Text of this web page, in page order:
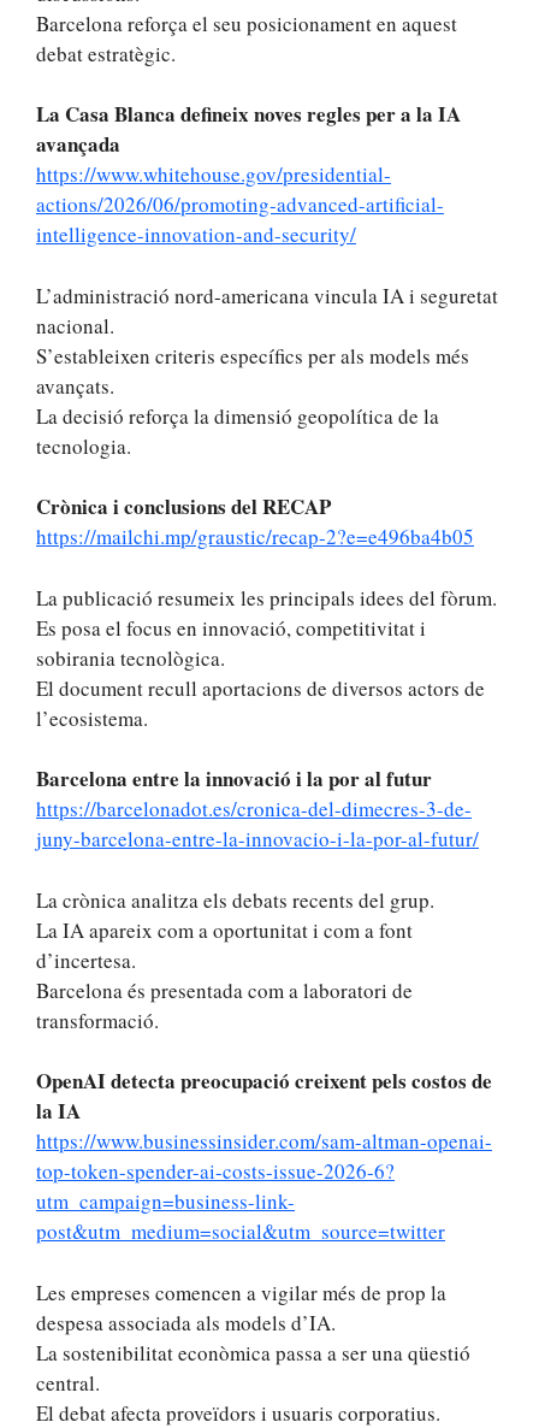
Barcelona reforça el seu posicionament en aquest
debat estratègic.
La Casa Blanca defineix noves regles per a la IA
avançada
https://www.whitehouse.gov/presidential-
actions/2026/06/promoting-advanced-artificial-
intelligence-innovation-and-security/
L’administració nord-americana vincula IA i seguretat
nacional.
S’estableixen criteris específics per als models més
avançats.
La decisió reforça la dimensió geopolítica de la
tecnologia.
Crònica i conclusions del RECAP
https://mailchi.mp/graustic/recap-2?e=e496ba4b05
La publicació resumeix les principals idees del fòrum.
Es posa el focus en innovació, competitivitat i
sobirania tecnològica.
El document recull aportacions de diversos actors de
l’ecosistema.
Barcelona entre la innovació i la por al futur
https://barcelonadot.es/cronica-del-dimecres-3-de-
juny-barcelona-entre-la-innovacio-i-la-por-al-futur/
La crònica analitza els debats recents del grup.
La IA apareix com a oportunitat i com a font
d’incertesa.
Barcelona és presentada com a laboratori de
transformació.
OpenAI detecta preocupació creixent pels costos de
la IA
https://www.businessinsider.com/sam-altman-openai-
top-token-spender-ai-costs-issue-2026-6?
utm_campaign=business-link-
post&utm_medium=social&utm_source=twitter
Les empreses comencen a vigilar més de prop la
despesa associada als models d’IA.
La sostenibilitat econòmica passa a ser una qüestió
central.
El debat afecta proveïdors i usuaris corporatius.